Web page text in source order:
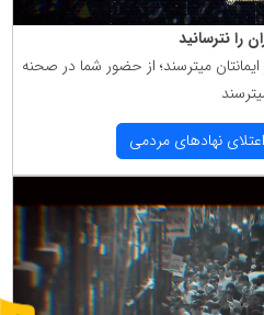
را نترسانید
ایمانتان میترسند؛ از حضور شما در صحنه
نهادهای مردمی